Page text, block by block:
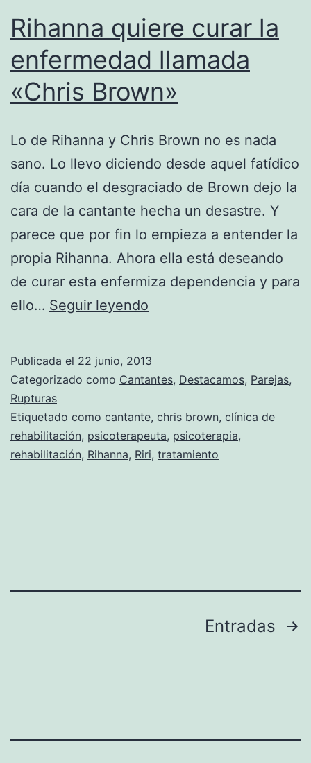
Rihanna quiere curar la
enfermedad llamada
«Chris Brown»
Lo de Rihanna y Chris Brown no es nada
sano. Lo llevo diciendo desde aquel fatídico
día cuando el desgraciado de Brown dejo la
cara de la cantante hecha un desastre. Y
parece que por fin lo empieza a entender la
propia Rihanna. Ahora ella está deseando
de curar esta enfermiza dependencia y para
ello… Seguir leyendo
la
llamada
«Chris
Publicada el 22 junio, 2013
Categorizado como Cantantes, Destacamos, Parejas,
Rupturas
Etiquetado como cantante, chris brown, clínica de
rehabilitación, psicoterapeuta, psicoterapia,
rehabilitación, Rihanna, Riri, tratamiento
Entradas